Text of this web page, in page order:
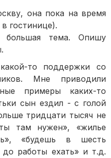
она пока на время
гостинице).
большая тема. Опишу
то поддержки со
Мне приводили
примеры каких-то
сын ездил - с голой
тридцати тысяч не
там нужен», «жилье
«будешь в шесть
работы ехать» и т.д.